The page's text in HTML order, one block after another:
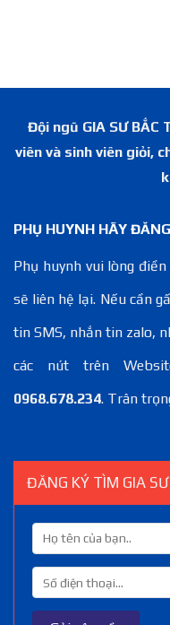
Đội ngũ GIA SƯ BẮC
viên và sinh viên giỏi,
PHỤ HUYNH HÃY
Phụ huynh vui lòng
sẽ liên hệ lại. Nếu cần
tin SMS, nhắn tin zalo,
các nút trên
0968.678.234. Trân
ĐĂNG KÝ TÌM GIA SƯ